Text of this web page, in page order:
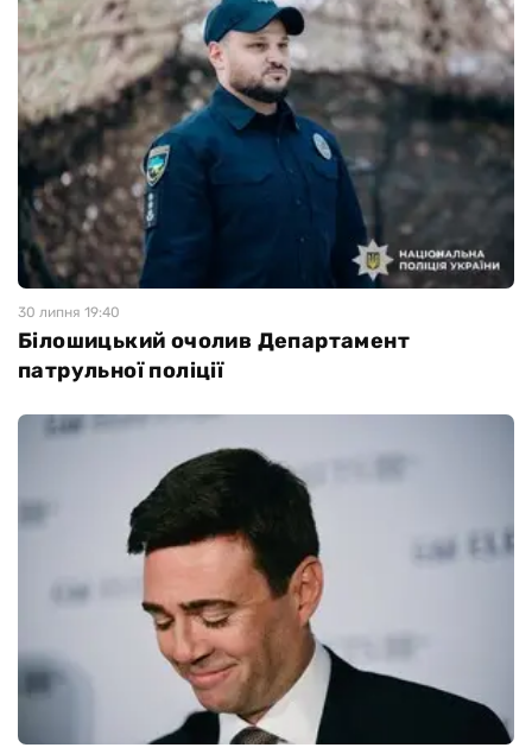
30 липня 19:40
Білошицький очолив Департамент
патрульної поліції